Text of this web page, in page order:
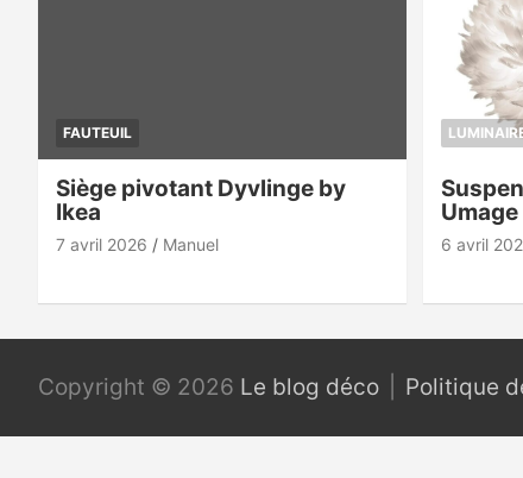
FAUTEUIL
Siège pivotant Dyvlinge by
Ikea
7 avril 2026 Manuel
Umage
6 avril
Copyright © 2026 Le blog déco Politique